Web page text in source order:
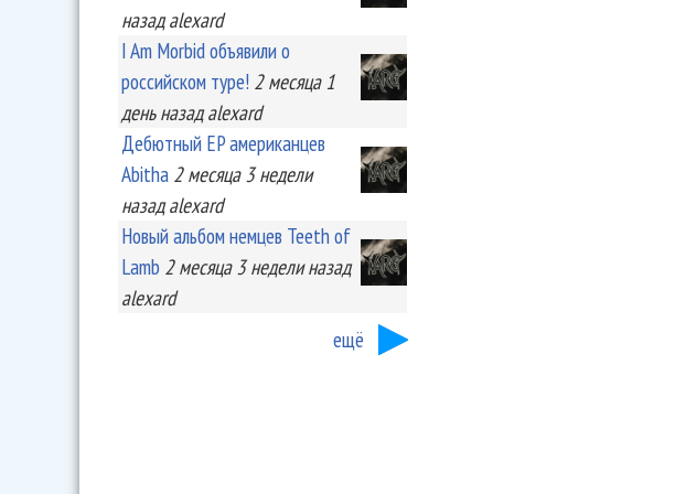
назад alexard
I Am Morbid объявили о
российском туре! 2 месяца 1
деньназад alexard
Дебютный EP американцев
Abitha 2 месяца 3 недели
назад alexard
Новый альбом немцев Teeth of
Lamb 2 месяца 3 неделиназад
alexard
ещё